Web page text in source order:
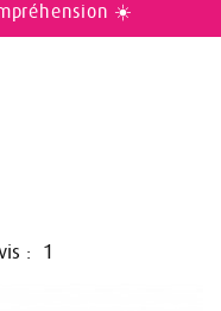
☀️
: 1